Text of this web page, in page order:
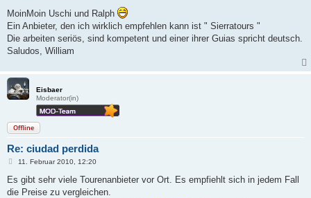
i
t
r
a
g
MoinMoin Uschi und Ralph
Ein Anbieter, den ich wirklich empfehlen kann ist " Sierratours "
Die arbeiten seriös, sind kompetent und einer ihrer Guias spricht deutsch.
Saludos, William
Eisbaer
Moderator(in)
Offline
Re: ciudad perdida
B
i
r
11. Februar 2010, 12:20
Es gibt sehr viele Tourenanbieter vor Ort. Es empfiehlt sich in jedem Fall
die Preise zu vergleichen.